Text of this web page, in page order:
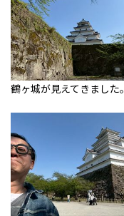
鶴ヶ城が見えてきました。